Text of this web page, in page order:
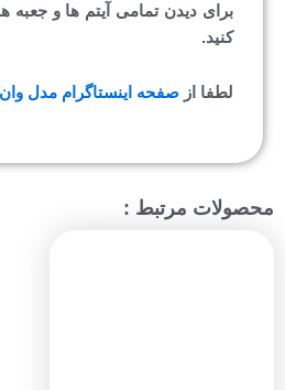
برای دیدن تمامی آیتم ها و جعبه
کنید.
لطفا از صفحه اینستاگرام مدل وان
محصولات مرتبط :